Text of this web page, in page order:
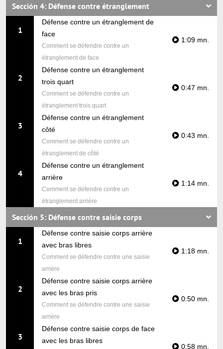
Sección 4: Défense contre étranglement
1
Défense contre un étranglement de
face
Comment se défendre contre un
étranglement de face
1:09 mn.
2
Défense contre un étranglement
trois quart
Comment se défendre contre un
étranglement trois quart
0:47 mn.
3
Défense contre un étranglement
côté
Comment se défendre contre un
étranglement de côté
0:43 mn.
4
Défense contre un étranglement
arrière
Comment se défendre contre un
étranglement arrière
1:14 mn.
Sección 5: Défense contre saisie corps
1
Défense contre saisie corps arrière
avec bras libres
Comment se défendre contre une saisie
arrière
1:18 mn.
2
Défense contre saisie corps arrière
avec les bras pris
Comment se défendre contre une saisie
arrière
0:50 mn.
3
Défense contre saisie corps de face
avec les bras libres
0:58 mn.